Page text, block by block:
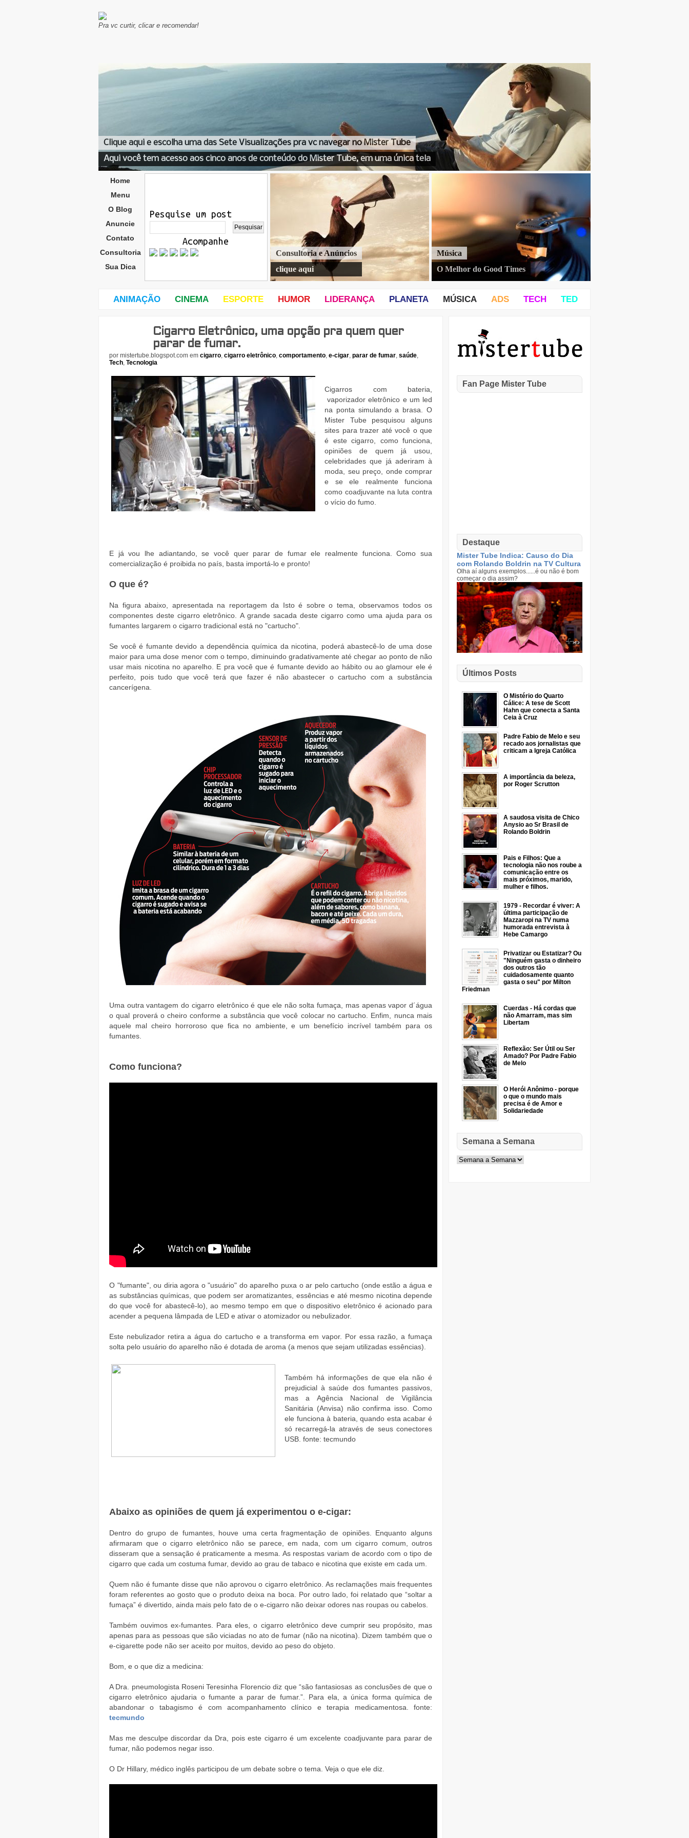
Pra vc curtir, clicar e recomendar!
Clique aqui e escolha uma das Sete Visualizações pra vc navegar no Mister Tube
Aqui você tem acesso aos cinco anos de conteúdo do Mister Tube, em uma única tela
Home
Menu
O Blog
Anuncie
Contato
Consultoria
Sua Dica
Pesquise um post
Acompanhe
Música
O Melhor do Good Times
Consultoria e Anúncios
clique aqui
ANIMAÇÃO CINEMA ESPORTE HUMOR LIDERANÇA PLANETA MÚSICA ADS TECH TED
,
29
de
Cigarro Eletrônico, uma opção pra quem quer
parar de fumar.
por mistertube.blogspot.com em cigarro, cigarro eletrônico, comportamento, e-cigar, parar de fumar, saúde,
Tech, Tecnologia
Cigarros com bateria,
vaporizador eletrônico e um led
na ponta simulando a brasa. O
Mister Tube pesquisou alguns
sites para trazer até você o que
é este cigarro, como funciona,
opiniões de quem já usou,
celebridades que já aderiram à
moda, seu preço, onde comprar
e se ele realmente funciona
como coadjuvante na luta contra
o vício do fumo.
E já vou lhe adiantando, se você quer parar de fumar ele realmente funciona. Como sua
comercialização é proibida no país, basta importá-lo e pronto!
O que é?
Na figura abaixo, apresentada na reportagem da Isto é sobre o tema, observamos todos os
componentes deste cigarro eletrônico. A grande sacada deste cigarro como uma ajuda para os
fumantes largarem o cigarro tradicional está no "cartucho".
Se você é fumante devido a dependência química da nicotina, poderá abastecê-lo de uma dose
maior para uma dose menor com o tempo, diminuindo gradativamente até chegar ao ponto de não
usar mais nicotina no aparelho. E pra você que é fumante devido ao hábito ou ao glamour ele é
perfeito, pois tudo que você terá que fazer é não abastecer o cartucho com a substância
cancerígena.
Uma outra vantagem do cigarro eletrônico é que ele não solta fumaça, mas apenas vapor d´água
o qual proverá o cheiro conforme a substância que você colocar no cartucho. Enfim, nunca mais
aquele mal cheiro horroroso que fica no ambiente, e um benefício incrível também para os
fumantes.
Como funciona?
O "fumante", ou diria agora o "usuário" do aparelho puxa o ar pelo cartucho (onde estão a água e
as substâncias químicas, que podem ser aromatizantes, essências e até mesmo nicotina depende
do que você for abastecê-lo), ao mesmo tempo em que o dispositivo eletrônico é acionado para
acender a pequena lâmpada de LED e ativar o atomizador ou nebulizador.
Este nebulizador retira a água do cartucho e a transforma em vapor. Por essa razão, a fumaça
solta pelo usuário do aparelho não é dotada de aroma (a menos que sejam utilizadas essências).
Também há informações de que ela não é
prejudicial à saúde dos fumantes passivos,
mas a Agência Nacional de Vigilância
Sanitária (Anvisa) não confirma isso. Como
ele funciona à bateria, quando esta acabar é
só recarregá-la através de seus conectores
USB. fonte: tecmundo
Abaixo as opiniões de quem já experimentou o e-cigar:
Dentro do grupo de fumantes, houve uma certa fragmentação de opiniões. Enquanto alguns
afirmaram que o cigarro eletrônico não se parece, em nada, com um cigarro comum, outros
disseram que a sensação é praticamente a mesma. As respostas variam de acordo com o tipo de
cigarro que cada um costuma fumar, devido ao grau de tabaco e nicotina que existe em cada um.
Quem não é fumante disse que não aprovou o cigarro eletrônico. As reclamações mais frequentes
foram referentes ao gosto que o produto deixa na boca. Por outro lado, foi relatado que “soltar a
fumaça” é divertido, ainda mais pelo fato de o e-cigarro não deixar odores nas roupas ou cabelos.
Também ouvimos ex-fumantes. Para eles, o cigarro eletrônico deve cumprir seu propósito, mas
apenas para as pessoas que são viciadas no ato de fumar (não na nicotina). Dizem também que o
e-cigarette pode não ser aceito por muitos, devido ao peso do objeto.
Bom, e o que diz a medicina:
A Dra. pneumologista Roseni Teresinha Florencio diz que “são fantasiosas as conclusões de que o
cigarro eletrônico ajudaria o fumante a parar de fumar.”. Para ela, a única forma química de
abandonar o tabagismo é com acompanhamento clínico e terapia medicamentosa. fonte:
tecmundo
Mas me desculpe discordar da Dra, pois este cigarro é um excelente coadjuvante para parar de
fumar, não podemos negar isso.
O Dr Hillary, médico inglês participou de um debate sobre o tema. Veja o que ele diz.
Fan Page Mister Tube
Destaque
Mister Tube Indica: Causo do Dia
com Rolando Boldrin na TV Cultura
Olha aí alguns exemplos......é ou não é bom
começar o dia assim?
Últimos Posts
O Mistério do Quarto
Cálice: A tese de Scott
Hahn que conecta a Santa
Ceia à Cruz
Padre Fabio de Melo e seu
recado aos jornalistas que
criticam a Igreja Católica
A importância da beleza,
por Roger Scrutton
A saudosa visita de Chico
Anysio ao Sr Brasil de
Rolando Boldrin
Pais e Filhos: Que a
tecnologia não nos roube a
comunicação entre os
mais próximos, marido,
mulher e filhos.
1979 - Recordar é viver: A
última participação de
Mazzaropi na TV numa
humorada entrevista à
Hebe Camargo
Privatizar ou Estatizar? Ou
"Ninguém gasta o dinheiro
dos outros tão
cuidadosamente quanto
gasta o seu" por Milton
Friedman
Cuerdas - Há cordas que
não Amarram, mas sim
Libertam
Reflexão: Ser Útil ou Ser
Amado? Por Padre Fabio
de Melo
O Herói Anônimo - porque
o que o mundo mais
precisa é de Amor e
Solidariedade
Semana a Semana